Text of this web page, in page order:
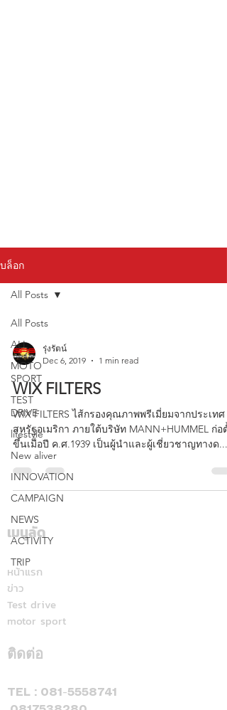
บล็อก
All Posts
ALL
MOTO
SPORT
TEST
DRIVE
lifestyle
New aliver
INNOVATION
CAMPAIGN
NEWS
ACTIVITY
TRIP
All Posts
รุ่งรัตน์
Dec 6, 2019
1 min read
WIX FILTERS
WIX FILTERS ไส้กรองคุณภาพพรีเมี่ยมจากประเทศ
สหรัฐอเมริกา ภายใต้บริษัท MANN+HUMMEL ก่อตั้ง
ขึ้นเมื่อปี ค.ศ.1939 เป็นผู้นำและผู้เชี่ยวชาญทางด...
เมนูลัด
หน้าแรก
ข่าว
Test drive
motor sport
ติดต่อ
TEL : 081-5558741